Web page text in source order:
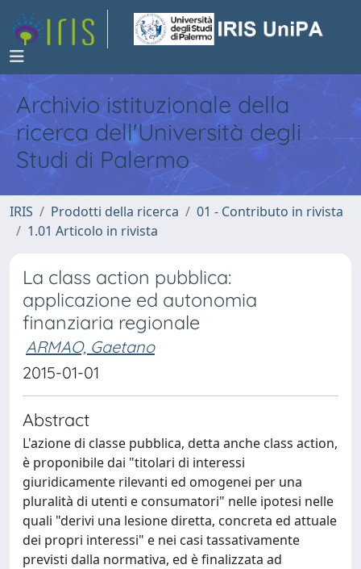
Archivio istituzionale della
ricerca dell'Università degli
Studi di Palermo
IRIS Prodotti della ricerca
01 - Contributo in rivista
1.01 Articolo in rivista
La class action pubblica:
applicazione ed autonomia
finanziaria regionale
ARMAO, Gaetano
2015-01-01
Abstract
L'azione di classe pubblica, detta anche class action,
è proponibile dai "titolari di interessi
giuridicamente rilevanti ed omogenei per una
pluralità di utenti e consumatori" nelle ipotesi nelle
quali "derivi una lesione diretta, concreta ed attuale
dei propri interessi" e nei casi tassativamente
previsti dalla normativa, ed è finalizzata ad